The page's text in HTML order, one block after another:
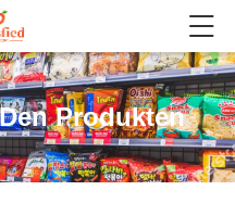
Produkten